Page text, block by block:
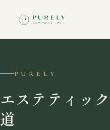
PURELY
エステティッ
道